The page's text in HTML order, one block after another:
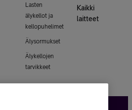
Lasten
älykellot ja
kellopuhelimet
Älysormukset
Älykellojen
tarvikkeet
Kaikki
laitteet